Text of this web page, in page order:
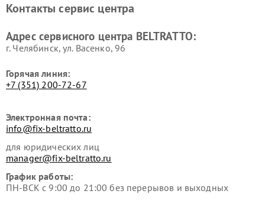
Контакты сервис центра
Адрес сервисного центра BELTRATTO:
г. Челябинск, ул. Васенко, 96
Горячая линия:
+7 (351) 200-72-67
Электронная почта:
info@fix-beltratto.ru
для юридических лиц
manager@fix-beltratto.ru
График работы:
ПН-ВСК с 9:00 до 21:00 без перерывов и выходных